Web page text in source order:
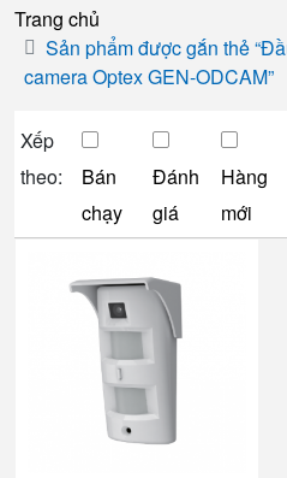
Trang chủ
Sản phẩm được gắn thẻ
camera Optex GEN-ODCAM”
Xếp
theo:
Bán
chạy
Đánh
giá
Hàng
mới